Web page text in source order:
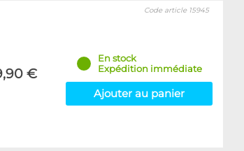
€
Code article 15945
En stock
Expédition immédiate
Ajouter au panier